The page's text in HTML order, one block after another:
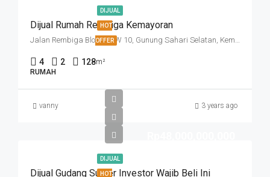
DIJUAL
HOT
OFFER
Dijual Rumah Rembiga Kemayoran
Jalan Rembiga Blok N, RW 10, Gunung Sahari Selatan, Kemayoran, Jakarta Pusat, Daerah Khusus Ibukota Jakarta, 10720, Indonesia
4 2 128m²
RUMAH
vanny 3 years ago
DIJUAL
HOT
Dijual Gudang Sunter Investor Wajib Beli Ini